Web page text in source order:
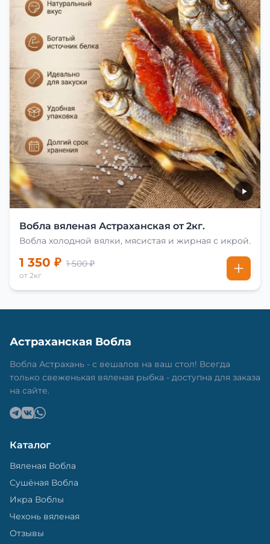
Вобла вяленая Астраханская от 2кг.
Вобла холодной вялки, мясистая и жирная с икрой.
1 350 ₽ 1 500 ₽
от 2кг
Астраханская Вобла
Вобла Астрахань - с вешалов на ваш стол! Всегда
только свеженькая вяленая рыбка - доступна для заказа
на сайте.
Каталог
Вяленая Вобла
Сушёная Вобла
Икра Воблы
Чехонь вяленая
Отзывы